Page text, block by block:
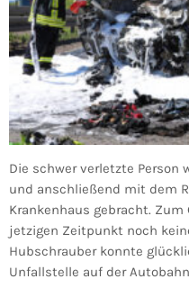
Die schwer verletzte Person
und anschließend mit dem
Krankenhaus gebracht.
jetzigen Zeitpunkt noch
Hubschrauber konnte
Unfallstelle auf der